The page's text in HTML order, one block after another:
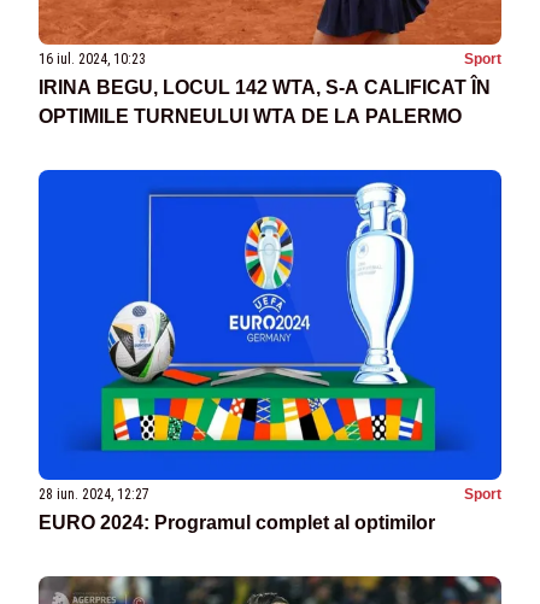
16 iul. 2024, 10:23 Sport
IRINA BEGU, LOCUL 142 WTA, S-A CALIFICAT ÎN
OPTIMILE TURNEULUI WTA DE LA PALERMO
28 iun. 2024, 12:27 Sport
EURO 2024: Programul complet al optimilor